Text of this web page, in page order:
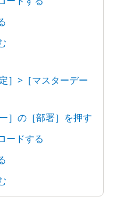
］>［マスターデー
］の［部署］を押す
ードする